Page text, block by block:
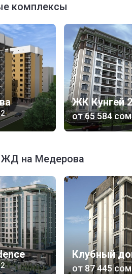
комплексы
2
ЖК Кунгей 2
от‍65 584 сом
на Медерова
2
Клубный
от‍87 445 сом